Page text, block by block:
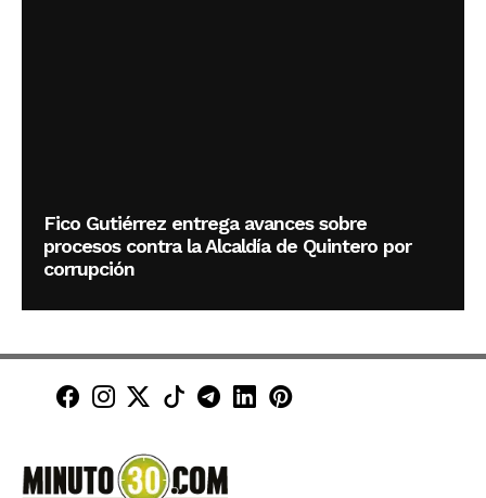
Fico Gutiérrez entrega avances sobre
procesos contra la Alcaldía de Quintero por
corrupción
Minuto30 en Facebook
Minuto30 en Instagram
Minuto30 en X (Twitter)
Minuto30 en TikTok
Canal de Minuto30 en
Minuto30 en LinkedIn
Minuto30 en